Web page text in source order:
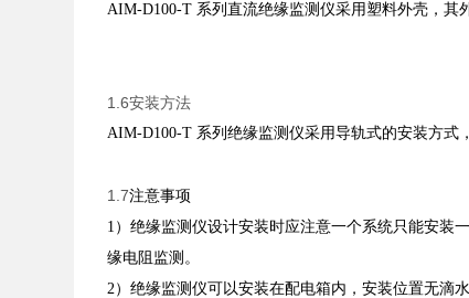
AIM-D100-T 系列直流绝缘监测仪采用塑料外壳，其
1.6安装方法
AIM-D100-T 系列绝缘监测仪采用导轨式的安装方式
1.7注意事项
1 ）绝缘监测仪设计安装时应注意一个系统只能安装
缘电阻监测。
2）绝缘监测仪可以安装在配电箱内，安装位置无滴